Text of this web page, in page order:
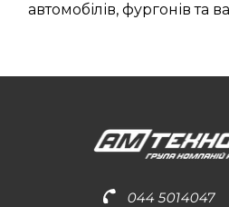
автомобілів, фургонів та
044 5014047